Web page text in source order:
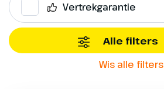
Vertrekgarantie
Alle filters
Wis alle filters